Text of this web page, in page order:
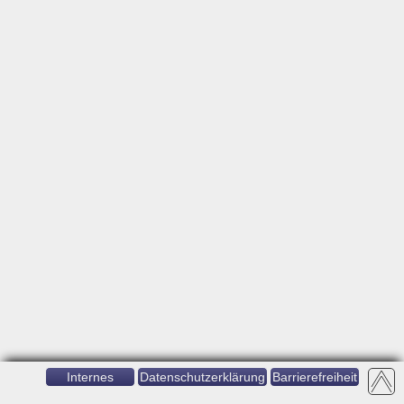
Internes Datenschutzerklärung Barrierefreiheit